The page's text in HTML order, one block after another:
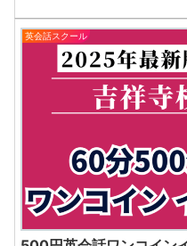
英会話スクール